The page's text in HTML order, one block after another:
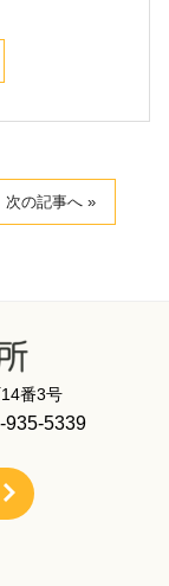
次の記事へ »
番3号
5339